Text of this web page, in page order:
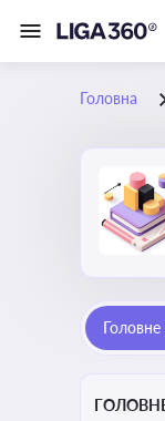
Головна